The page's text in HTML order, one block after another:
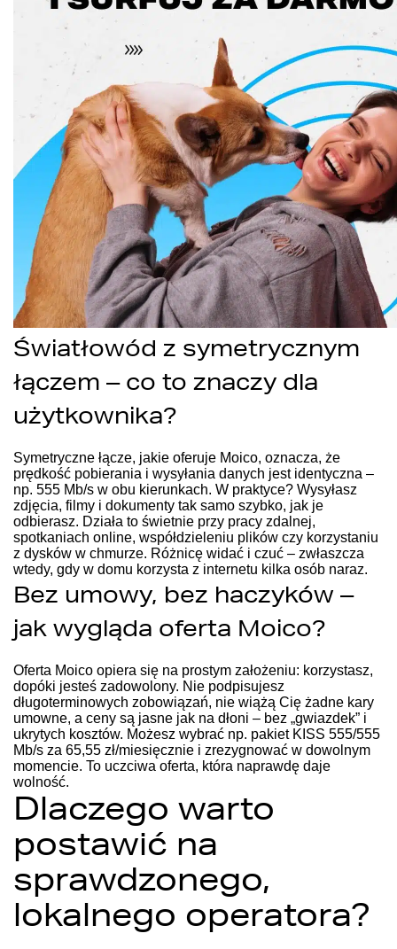
Światłowód z symetrycznym
łączem – co to znaczy dla
użytkownika?
Symetryczne łącze, jakie oferuje Moico, oznacza, że
prędkość pobierania i wysyłania danych jest identyczna –
np. 555 Mb/s w obu kierunkach. W praktyce? Wysyłasz
zdjęcia, filmy i dokumenty tak samo szybko, jak je
odbierasz. Działa to świetnie przy pracy zdalnej,
spotkaniach online, współdzieleniu plików czy korzystaniu
z dysków w chmurze. Różnicę widać i czuć – zwłaszcza
wtedy, gdy w domu korzysta z internetu kilka osób naraz.
Bez umowy, bez haczyków –
jak wygląda oferta Moico?
Oferta Moico opiera się na prostym założeniu: korzystasz,
dopóki jesteś zadowolony. Nie podpisujesz
długoterminowych zobowiązań, nie wiążą Cię żadne kary
umowne, a ceny są jasne jak na dłoni – bez „gwiazdek” i
ukrytych kosztów. Możesz wybrać np. pakiet KISS 555/555
Mb/s za 65,55 zł/miesięcznie i zrezygnować w dowolnym
momencie. To uczciwa oferta, która naprawdę daje
wolność.
Dlaczego warto
postawić na
sprawdzonego,
lokalnego operatora?